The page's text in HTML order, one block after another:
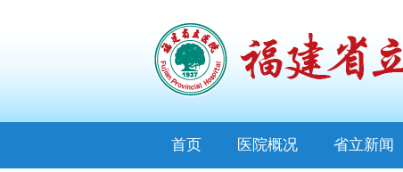
首页 医院概况 省立新闻